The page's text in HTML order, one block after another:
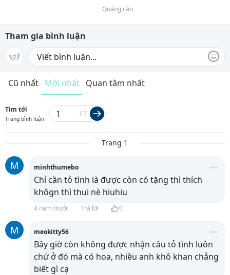
Quảng cáo
Tham gia bình luận
Cũ nhất Mới nhất Quan tâm nhất
Tìm tới
Trang bình luận
/ 1
Trang 1
M minhthumebo
Chỉ cần tỏ tình là được còn có tặng thì thích
khôgn thì thui nè hiuhiu
4 năm trước Trả lời 0
M meokitty56
Bây giờ còn không được nhận câu tỏ tình luôn
chứ ở đó mà có hoa, nhiều anh khô khan chẳng
biết gì cạ